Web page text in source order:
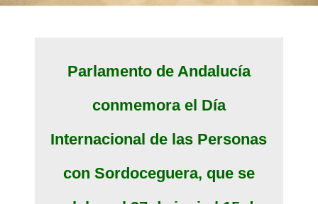
Parlamento de Andalucía
conmemora el Día
Internacional de las Personas
con Sordoceguera, que se